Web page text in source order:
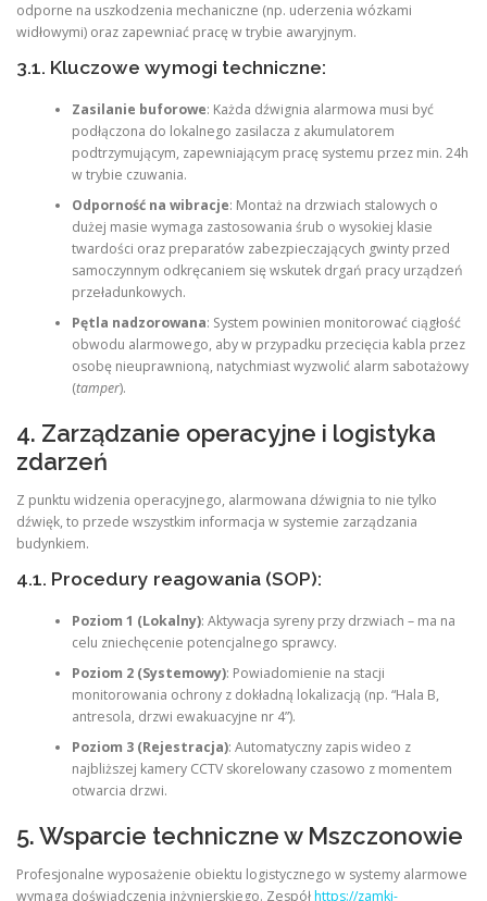
odporne na uszkodzenia mechaniczne (np. uderzenia wózkami
widłowymi) oraz zapewniać pracę w trybie awaryjnym.
3.1. Kluczowe wymogi techniczne:
Zasilanie buforowe: Każda dźwignia alarmowa musi być
podłączona do lokalnego zasilacza z akumulatorem
podtrzymującym, zapewniającym pracę systemu przez min. 24h
w trybie czuwania.
Odporność na wibracje: Montaż na drzwiach stalowych o
dużej masie wymaga zastosowania śrub o wysokiej klasie
twardości oraz preparatów zabezpieczających gwinty przed
samoczynnym odkręcaniem się wskutek drgań pracy urządzeń
przeładunkowych.
Pętla nadzorowana: System powinien monitorować ciągłość
obwodu alarmowego, aby w przypadku przecięcia kabla przez
osobę nieuprawnioną, natychmiast wyzwolić alarm sabotażowy
(tamper).
4. Zarządzanie operacyjne i logistyka
zdarzeń
Z punktu widzenia operacyjnego, alarmowana dźwignia to nie tylko
dźwięk, to przede wszystkim informacja w systemie zarządzania
budynkiem.
4.1. Procedury reagowania (SOP):
Poziom 1 (Lokalny): Aktywacja syreny przy drzwiach – ma na
celu zniechęcenie potencjalnego sprawcy.
Poziom 2 (Systemowy): Powiadomienie na stacji
monitorowania ochrony z dokładną lokalizacją (np. “Hala B,
antresola, drzwi ewakuacyjne nr 4”).
Poziom 3 (Rejestracja): Automatyczny zapis wideo z
najbliższej kamery CCTV skorelowany czasowo z momentem
otwarcia drzwi.
5. Wsparcie techniczne w Mszczonowie
Profesjonalne wyposażenie obiektu logistycznego w systemy alarmowe
wymaga doświadczenia inżynierskiego. Zespółhttps://zamki-